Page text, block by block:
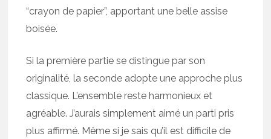
“crayon de papier”, apportant une belle assise
boisée.
Si la première partie se distingue par son
originalité, la seconde adopte une approche plus
classique. L’ensemble reste harmonieux et
agréable. J’aurais simplement aimé un parti pris
plus affirmé. Même si je sais qu’il est difficile de